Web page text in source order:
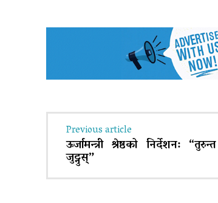
Previous article
ऊर्जामन्त्री श्रेष्ठको निर्देशन:
जुट्नुस्”